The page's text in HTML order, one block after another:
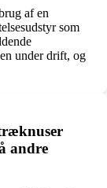
af en
som
under drift, og
andre